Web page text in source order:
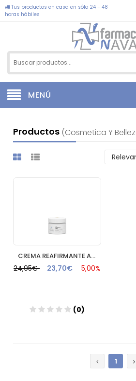
Tus productos en casa en sólo 24 - 48
horas hábiles
MENÚ
Productos (cosmetica Y
CREMA REAFIRMANTE ANTIOX UV 50ML FARMACIA NAVAS
24,95€ 23,70€ 5,00%
(0)
1